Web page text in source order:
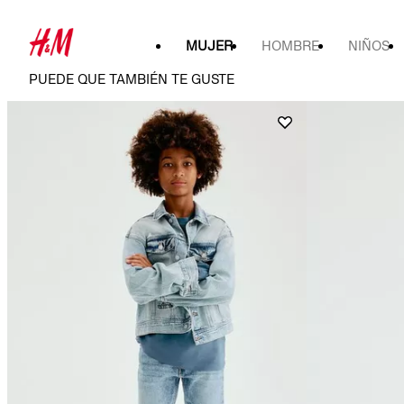
MUJER HOMBRE NIÑOS
PUEDE QUE TAMBIÉN TE GUSTE